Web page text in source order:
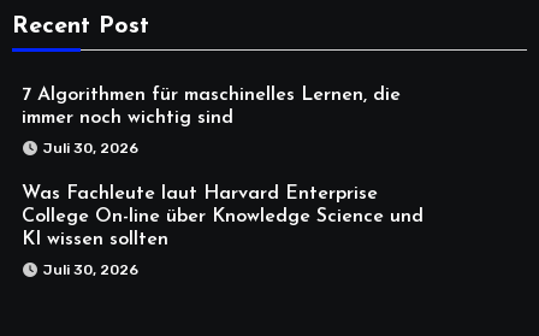
Recent Post
7 Algorithmen für maschinelles Lernen, die
immer noch wichtig sind
Juli 30, 2026
Was Fachleute laut Harvard Enterprise
College On-line über Knowledge Science und
KI wissen sollten
Juli 30, 2026